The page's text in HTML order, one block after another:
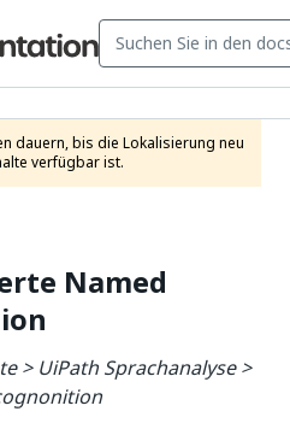
dauern, bis die Lokalisierung neu
verfügbar ist.
Named
> UiPath Sprachanalyse >